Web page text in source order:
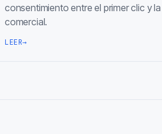
consentimiento entre el primer clic y
comercial.
LEER→